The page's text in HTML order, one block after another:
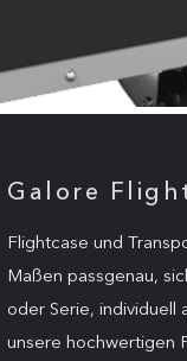
Galore
Flightcase und
Maßen passgenau,
oder Serie, individuell
unsere hochwertigen